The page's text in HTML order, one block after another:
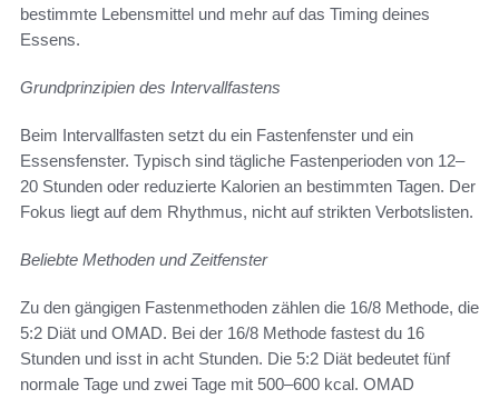
bestimmte Lebensmittel und mehr auf das Timing deines
Essens.
Grundprinzipien des Intervallfastens
Beim Intervallfasten setzt du ein Fastenfenster und ein
Essensfenster. Typisch sind tägliche Fastenperioden von 12–
20 Stunden oder reduzierte Kalorien an bestimmten Tagen. Der
Fokus liegt auf dem Rhythmus, nicht auf strikten Verbotslisten.
Beliebte Methoden und Zeitfenster
Zu den gängigen Fastenmethoden zählen die 16/8 Methode, die
5:2 Diät und OMAD. Bei der 16/8 Methode fastest du 16
Stunden und isst in acht Stunden. Die 5:2 Diät bedeutet fünf
normale Tage und zwei Tage mit 500–600 kcal. OMAD